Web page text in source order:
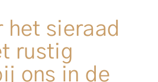
het sieraad
rustig
ons in de